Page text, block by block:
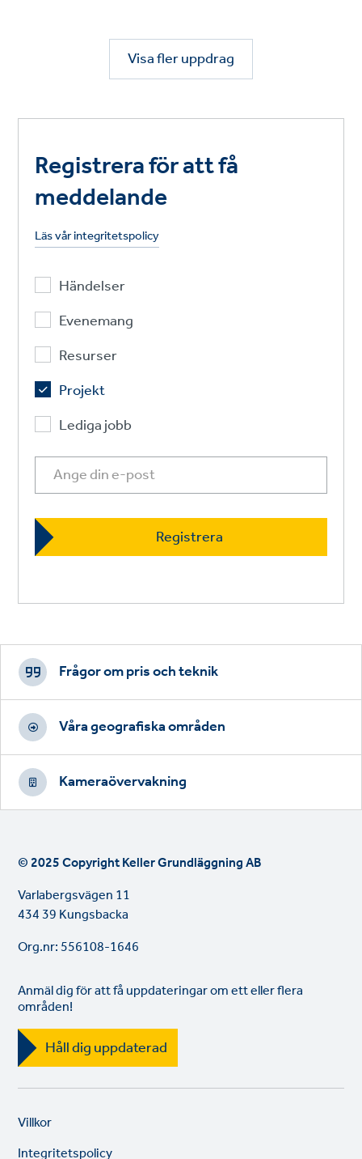
Visa fler uppdrag
Registrera för att få
meddelande
Läs vår integritetspolicy
Händelser
Evenemang
Resurser
Projekt
Lediga jobb
Footer
CTAs
Frågor om pris och teknik
Våra geografiska områden
Kameraövervakning
© 2025 Copyright Keller Grundläggning AB
Varlabergsvägen 11
434 39 Kungsbacka
Org.nr: 556108-1646
Anmäl dig för att få uppdateringar om ett eller flera
områden!
Håll dig uppdaterad
Legal
links
Villkor
Integritetspolicy